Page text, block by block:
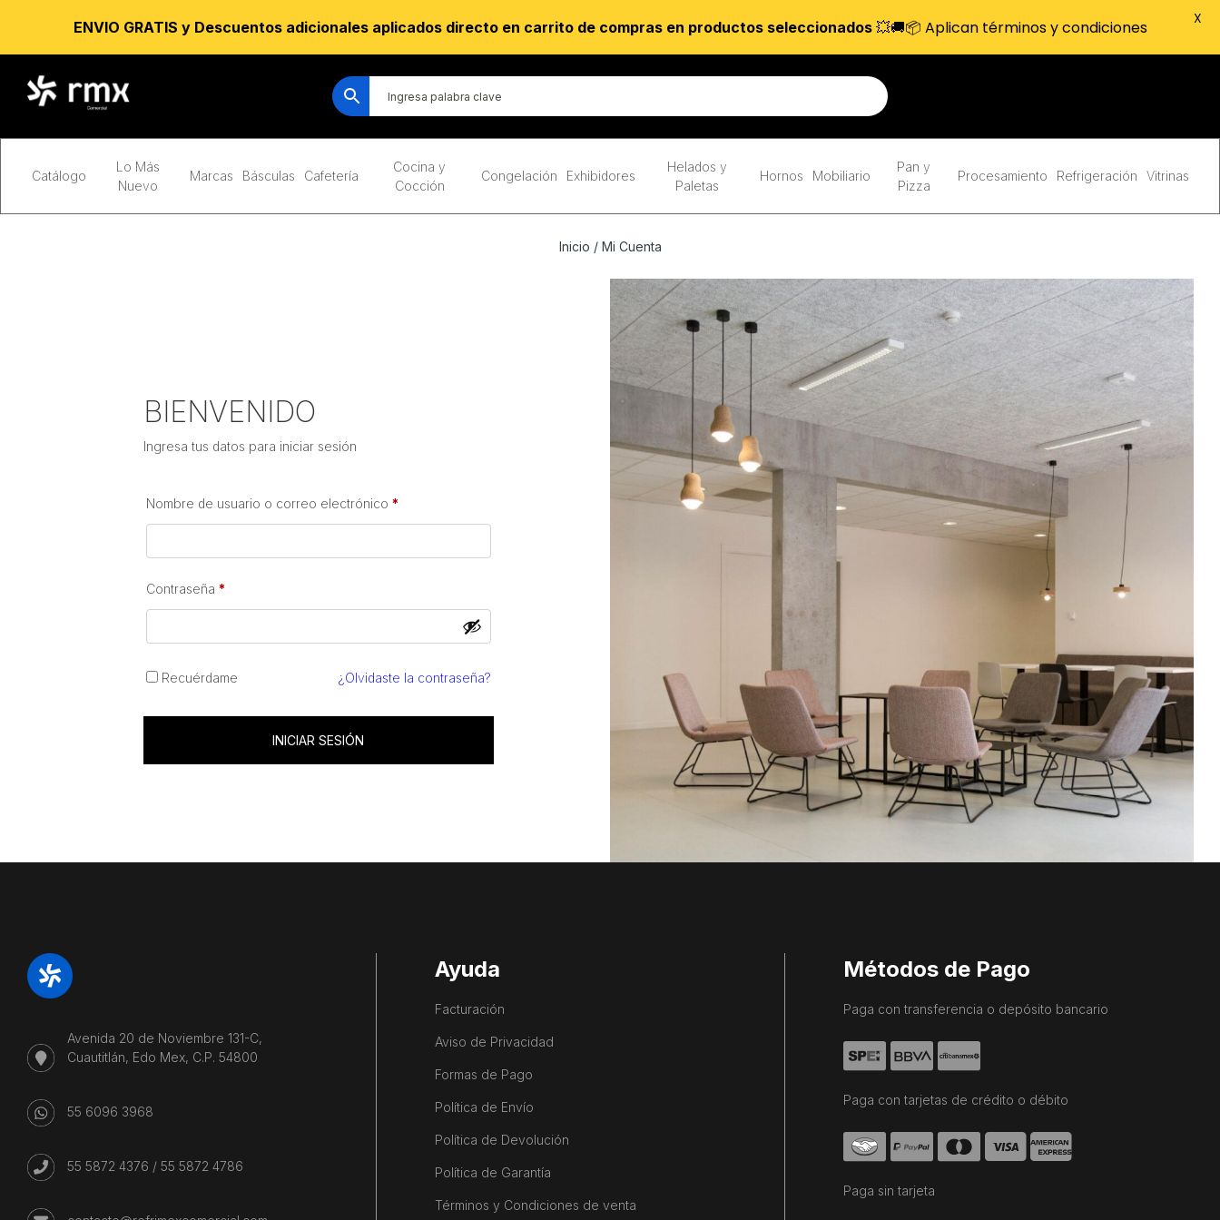
Catálogo
Lo Más
Nuevo
Marcas Básculas Cafetería
Cocina y
Cocción
Congelación Exhibidores
Helados y
Paletas
Hornos Mobiliario
Pan y
Pizza
Procesamiento Refrigeración Vitrinas
Inicio / Mi Cuenta
BIENVENIDO
Ingresa tus datos para iniciar sesión
Nombre de usuario o correo electrónico *
Contraseña *
Recuérdame ¿Olvidaste la contraseña?
INICIAR SESIÓN
Avenida 20 de Noviembre 131-C,
Cuautitlán, Edo Mex, C.P. 54800
55 6096 3968
55 5872 4376 / 55 5872 4786
Ayuda
Facturación
Aviso de Privacidad
Formas de Pago
Política de Envío
Política de Devolución
Política de Garantía
Términos y Condiciones de venta
Métodos de Pago
Paga con transferencia o depósito bancario
Paga con tarjetas de crédito o débito
Paga sin tarjeta
ENVIO GRATIS y Descuentos adicionales aplicados directo en carrito de compras en productos seleccionados💥🚚📦 Aplican términos y condiciones X